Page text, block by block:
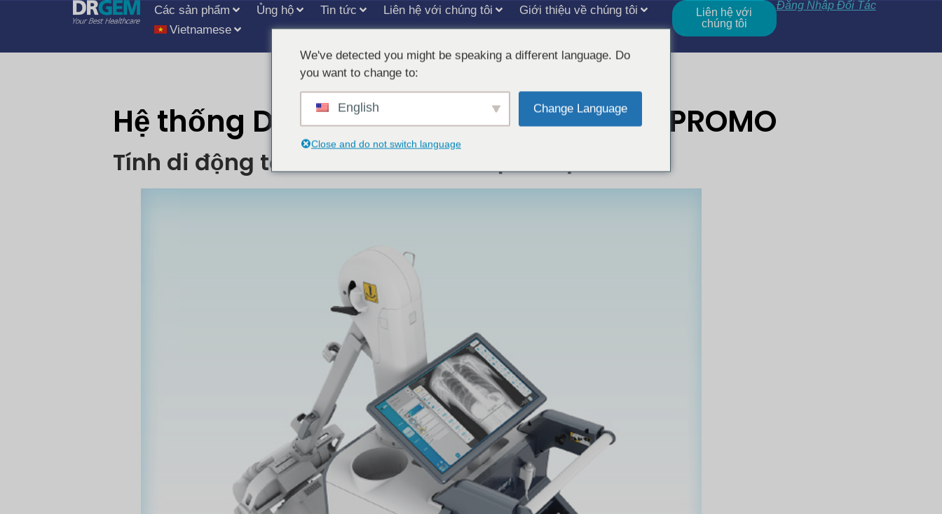
Các sản phẩm Ủng hộ Tin tức Liên hệ với chúng tôi
Giới thiệu về chúng tôi
Vietnamese
Liên hệ với
chúng tôi
Đăng Nhập Đối Tác
Hệ thống DR di động thủ công DRGEM PROMO
Tính di động tối đa và tính linh hoạt về vị trí
We've detected you might be speaking a different language. Do
you want to change to:
English Change Language
Close and do not switch language